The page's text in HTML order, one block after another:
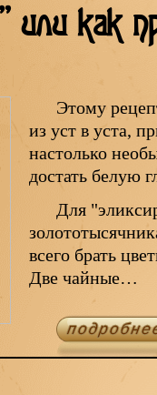
или как
Этому
из уст в уста,
настолько
достать белую
Для
всего брать
Две чайные…